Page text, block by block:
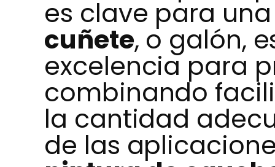
es clave para
cuñete, o galón,
excelencia para
combinando
la cantidad
de las